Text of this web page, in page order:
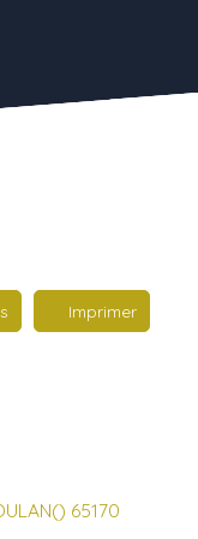
Imprimer
65170